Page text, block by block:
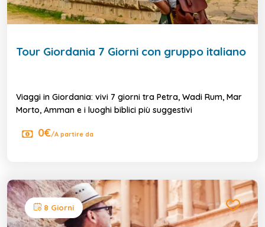
Tour Giordania 7 Giorni con gruppo italiano
Viaggi in Giordania: vivi 7 giorni tra Petra, Wadi Rum, Mar
Morto, Amman e i luoghi biblici più suggestivi
0€/A partire da
8 Giorni